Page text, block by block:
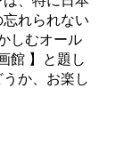
れられない
しむオール
館 】と題し
か、お楽し